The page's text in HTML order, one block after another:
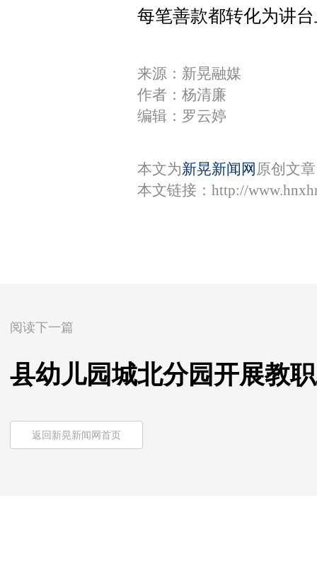
每笔善款都转化为讲
来源：新晃融媒
作者：杨清廉
编辑：罗云婷
本文为新晃新闻网 原创文
本文链接： http://
阅读下一篇
县幼儿园城北分园开展教
返回新晃新闻网首页